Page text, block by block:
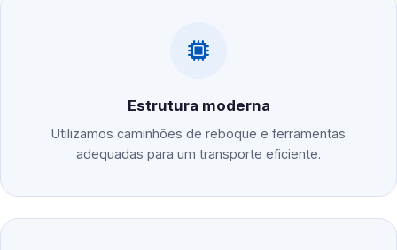
Estrutura moderna
Utilizamos caminhões de reboque e ferramentas
adequadas para um transporte eficiente.